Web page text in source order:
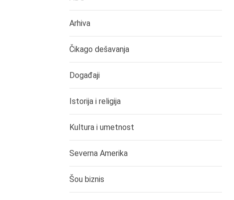
Arhiva
Čikago dešavanja
Događaji
Istorija i religija
Kultura i umetnost
Severna Amerika
Šou biznis